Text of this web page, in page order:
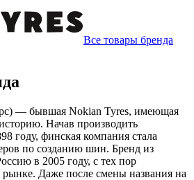
Все товары бренда
— бывшая Nokian Tyres, имеющая
Начав производить
году, финская компания стала
по созданию шин. Бренд из
в 2005 году, с тех пор
рынке. Даже после смены названия на